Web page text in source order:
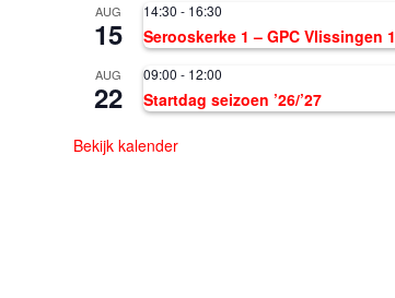
AUG
15
14:30 - 16:30
Serooskerke 1 – GPC Vlissingen 1
AUG
22
09:00 - 12:00
Startdag seizoen ’26/’27
Bekijk kalender